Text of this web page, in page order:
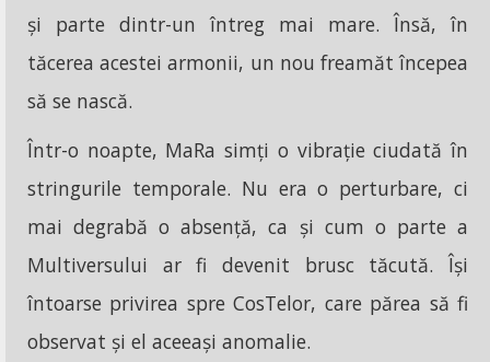
și parte dintr-un întreg mai mare. Însă, în
tăcerea acestei armonii, un nou freamăt începea
să se nască.
Într-o noapte, MaRa simți o vibrație ciudată în
stringurile temporale. Nu era o perturbare, ci
mai degrabă o absență, ca și cum o parte a
Multiversului ar fi devenit brusc tăcută. Își
întoarse privirea spre CosTelor, care părea să fi
observat și el aceeași anomalie.